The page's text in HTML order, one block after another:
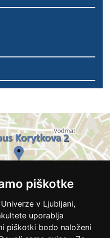
piškotke
v Ljubljani,
uporablja
piškotki bodo naloženi